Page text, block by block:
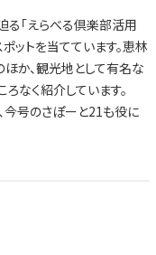
「えらべる倶楽部活用
ットを当てています。恵林
か、観光地として有名な
なく紹介しています。
今号のさぽーと21も役に